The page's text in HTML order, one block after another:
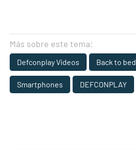
Más sobre este tema:
Defconplay Videos Back to bed
Smartphones DEFCONPLAY